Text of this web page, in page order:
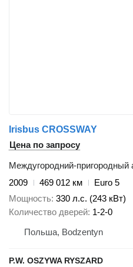
Irisbus CROSSWAY
Цена по запросу
Междугородний-пригородный
2009
469 012 км
Euro 5
Мощность 330 л.с. (243 кВт)
Количество дверей 1-2-0
Польша, Bodzentyn
P.W. OSZYWA RYSZARD